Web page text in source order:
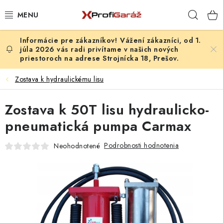
na
REALIZÁCIE & RIEŠENIA
AKCIE A NOVINKY
NÁRADIE PODĽA TYPU OPRAVY
VYBAVENIE DIELNE
ČISTENIE A UMÝVANIE
Vážení zákazníci, od 1.
júla 2026 vás radi privítame v našich nových
priestoroch na adrese Strojnícka 18, Prešov.
Zostava k hydraulickému lisu
Zostava k 50T lisu hydraulicko-
pneumatická pumpa Carmax
Neohodnotené Podrobnosti hodnotenia